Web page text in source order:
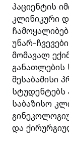
პაციენტის
კლინიკური
უნარ-
მომავალ
განათლების
შესაბამისი
სტუდენტებს
საბაზისო
და